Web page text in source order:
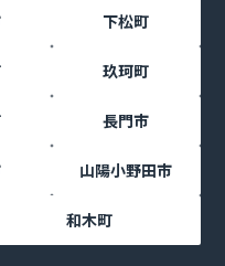
下松町
玖珂町
長門市
山陽小野田市
和木町